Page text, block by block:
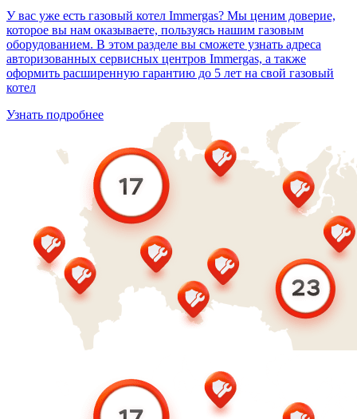
У вас уже есть газовый котел Immergas? Мы ценим доверие,
которое вы нам оказываете, пользуясь нашим газовым
оборудованием. В этом разделе вы сможете узнать адреса
авторизованных сервисных центров Immergas, а также
оформить расширенную гарантию до 5 лет на свой газовый
котел
Узнать подробнее